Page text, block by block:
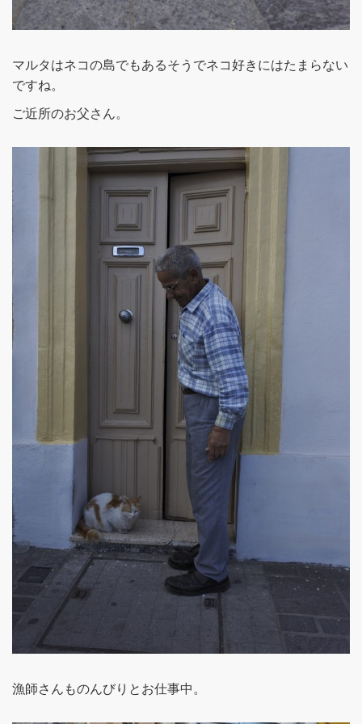
マルタはネコの島でもあるそうでネコ好きにはたまらない
ですね。
ご近所のお父さん。
漁師さんものんびりとお仕事中。